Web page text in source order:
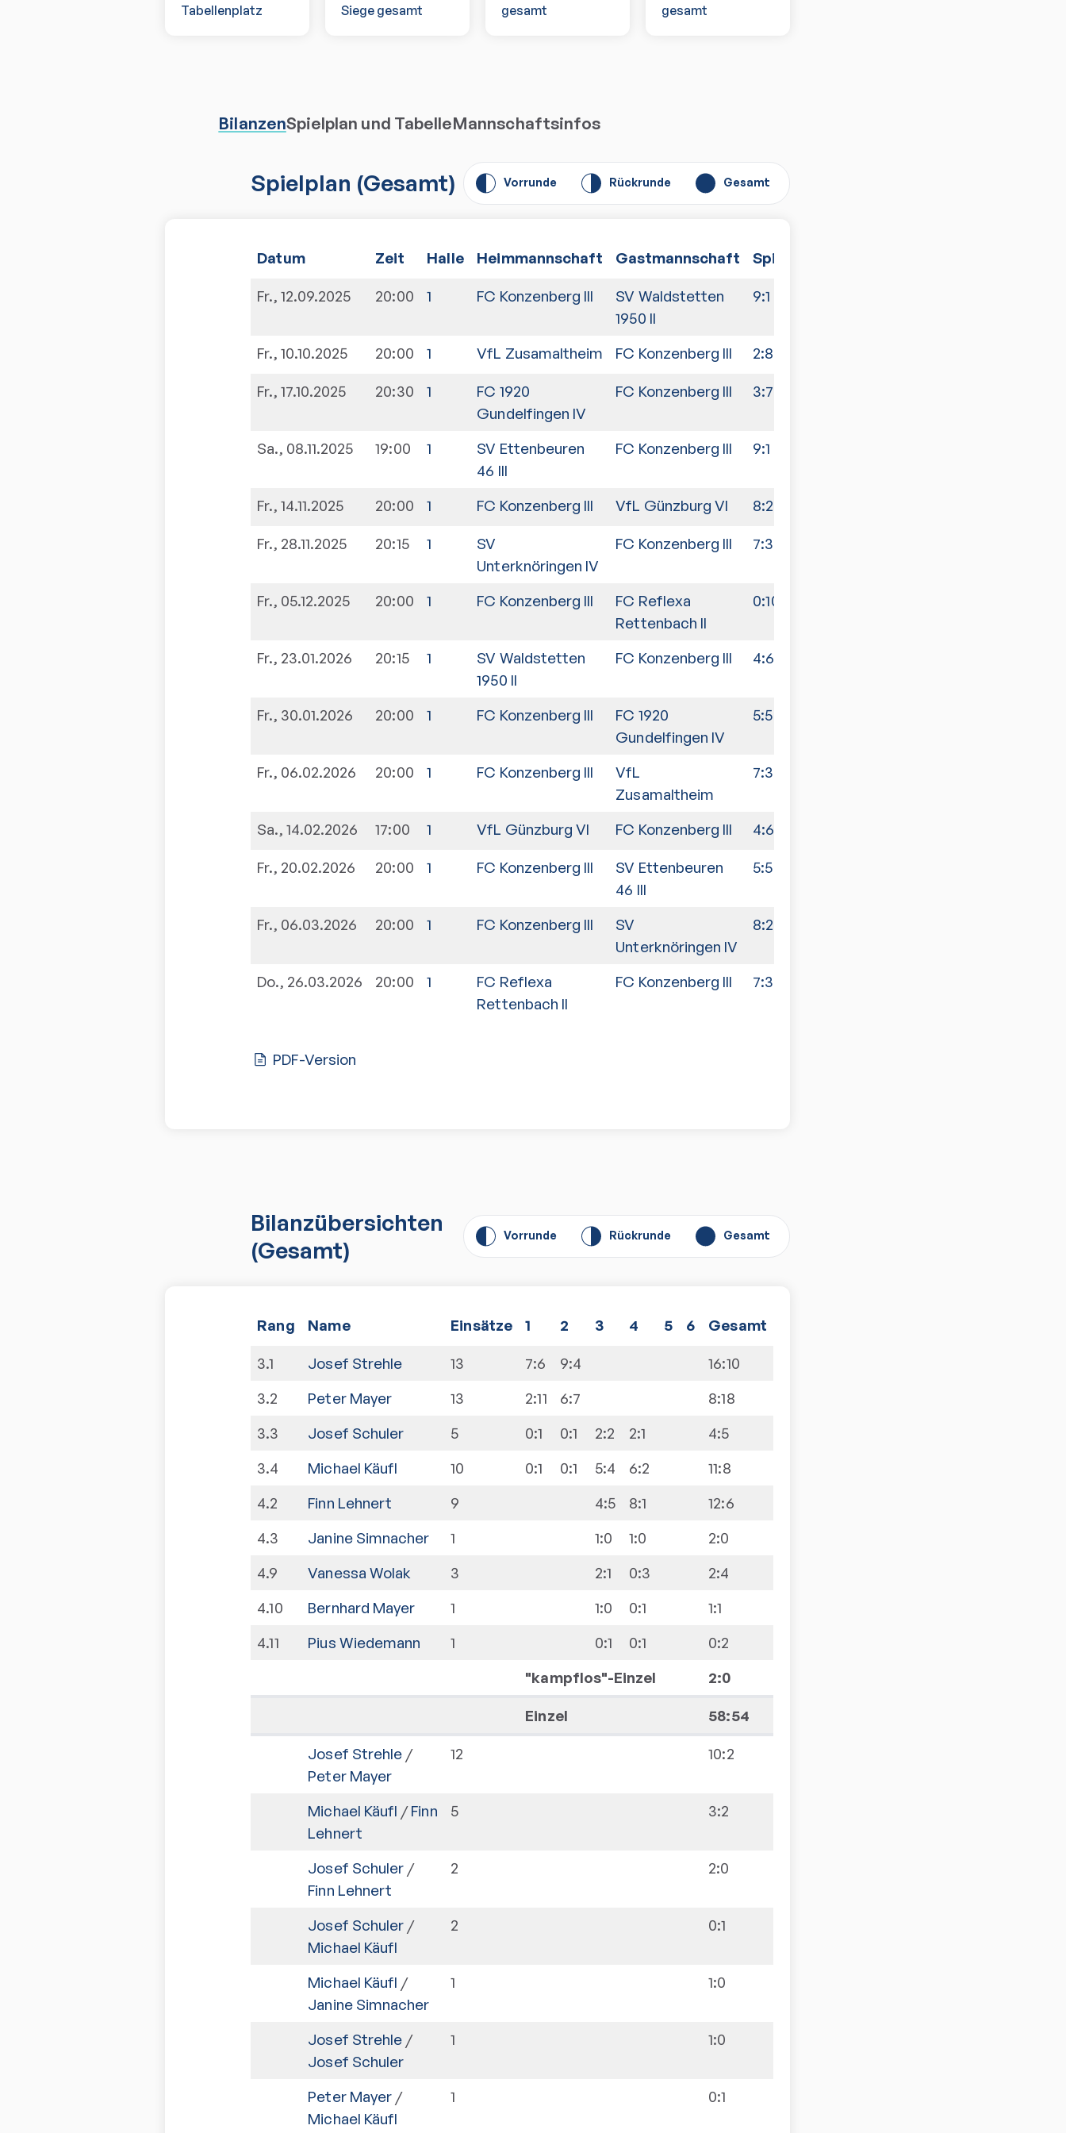
Tabellenplatz Siege gesamt gesamt gesamt
BilanzenSpielplan und TabelleMannschaftsinfos
Spielplan (Gesamt) Vorrunde Rückrunde Gesamt
Datum Zeit Halle Heimmannschaft Gastmannschaft Spiele
Fr., 12.09.2025 20:00 1 FC Konzenberg III
SV Waldstetten
1950 II
9:1
Fr., 10.10.2025 20:00 1 VfL Zusamaltheim FC Konzenberg III 2:8
Fr., 17.10.2025 20:30 1
FC 1920
Gundelfingen IV
FC Konzenberg III 3:7
Sa., 08.11.2025 19:00 1
SV Ettenbeuren
46 III
FC Konzenberg III 9:1
Fr., 14.11.2025 20:00 1 FC Konzenberg III VfL Günzburg VI 8:2
Fr., 28.11.2025 20:15 1
SV
Unterknöringen IV
FC Konzenberg III 7:3
Fr., 05.12.2025 20:00 1 FC Konzenberg III
FC Reflexa
Rettenbach II
0:10
Fr., 23.01.2026 20:15 1
SV Waldstetten
1950 II
FC Konzenberg III 4:6
Fr., 30.01.2026 20:00 1 FC Konzenberg III
FC 1920
Gundelfingen IV
5:5
Fr., 06.02.2026 20:00 1 FC Konzenberg III
VfL
Zusamaltheim
7:3
Sa., 14.02.2026 17:00 1 VfL Günzburg VI FC Konzenberg III 4:6
Fr., 20.02.2026 20:00 1 FC Konzenberg III
SV Ettenbeuren
46 III
5:5
Fr., 06.03.2026 20:00 1 FC Konzenberg III
SV
Unterknöringen IV
8:2
Do., 26.03.2026 20:00 1
FC Reflexa
Rettenbach II
FC Konzenberg III 7:3
PDF-Version
Bilanzübersichten
(Gesamt)
Vorrunde Rückrunde Gesamt
Rang Name Einsätze 1 2 3 4 5 6 Gesamt
3.1 Josef Strehle 13 7:6 9:4 16:10
3.2 Peter Mayer 13 2:11 6:7 8:18
3.3 Josef Schuler 5 0:1 0:1 2:2 2:1 4:5
3.4 Michael Käufl 10 0:1 0:1 5:4 6:2 11:8
4.2 Finn Lehnert 9 4:5 8:1 12:6
4.3 Janine Simnacher 1 1:0 1:0 2:0
4.9 Vanessa Wolak 3 2:1 0:3 2:4
4.10 Bernhard Mayer 1 1:0 0:1 1:1
4.11 Pius Wiedemann 1 0:1 0:1 0:2
"kampflos"-Einzel
2:0
Einzel 58:54
Josef Strehle /
Peter Mayer
12 10:2
Michael Käufl /Finn
Lehnert
5 3:2
Josef Schuler /
Finn Lehnert
2 2:0
Josef Schuler /
Michael Käufl
2 0:1
Michael Käufl /
Janine Simnacher
1 1:0
Josef Strehle /
Josef Schuler
1 1:0
Peter Mayer /
Michael Käufl
1 0:1